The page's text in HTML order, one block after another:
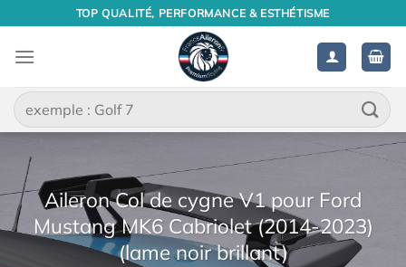
contenu
TOP QUALITÉ, PERFORMANCE & ESTHÉTISME
Recherche
pour :
Aileron Col de cygne V1 pour Ford
Mustang MK6 Cabriolet (2014-2023)
(lame noir brillant)